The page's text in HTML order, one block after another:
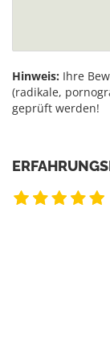
Hinweis: Ihre
(radikale,
geprüft werden!